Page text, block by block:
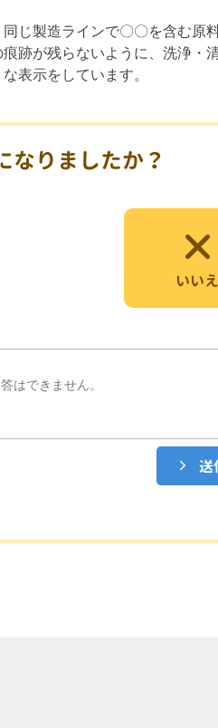
じ製造ラインで〇〇を含む原
跡が残らないように、洗浄・
表示をしています。
なりましたか？
いいえ
送